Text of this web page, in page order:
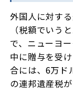
外国人に対す
（税額でいう
で、ニューヨ
中に贈与を受
合には、6万ド
の連邦遺産税